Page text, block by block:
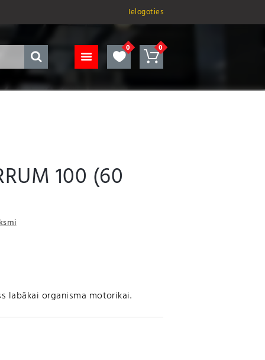
Ielogoties
100 (60
labākai organisma motorikai.